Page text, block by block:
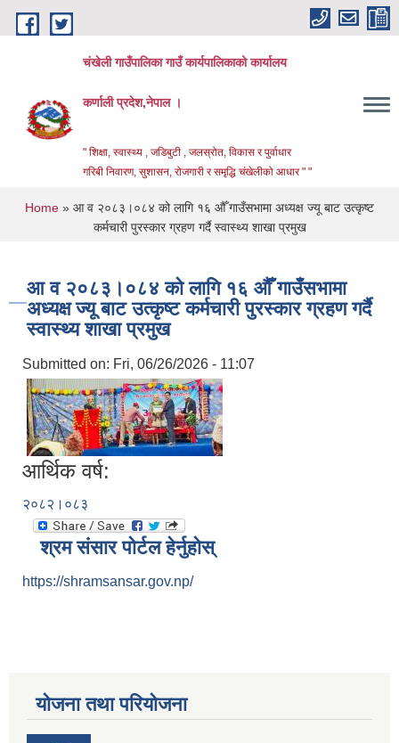
Skip to main content
चंखेली गाउँपालिका गाउँ कार्यपालिकाको कार्यालय
कर्णाली प्रदेश,नेपाल ।
" शिक्षा, स्वास्थ्य , जडिबुटी , जलस्रोत, विकास र पुर्वाधार
गरिबी निवारण, सुशासन, रोजगारी र समृद्धि चंखेलीको आधार " "
You are here
Home » आ व २०८३।०८४ को लागि १६ औँ गाउँसभामा अध्यक्ष ज्यू बाट उत्कृष्ट
कर्मचारी पुरस्कार ग्रहण गर्दै स्वास्थ्य शाखा प्रमुख
आ व २०८३।०८४ को लागि १६ औँ गाउँसभामा
अध्यक्ष ज्यू बाट उत्कृष्ट कर्मचारी पुरस्कार ग्रहण गर्दै
स्वास्थ्य शाखा प्रमुख
Submitted on: Fri, 06/26/2026 - 11:07
आर्थिक वर्ष:
२०८२।०८३
श्रम संसार पोर्टल हेर्नुहोस्
https://shramsansar.gov.np/
योजना तथा परियोजना